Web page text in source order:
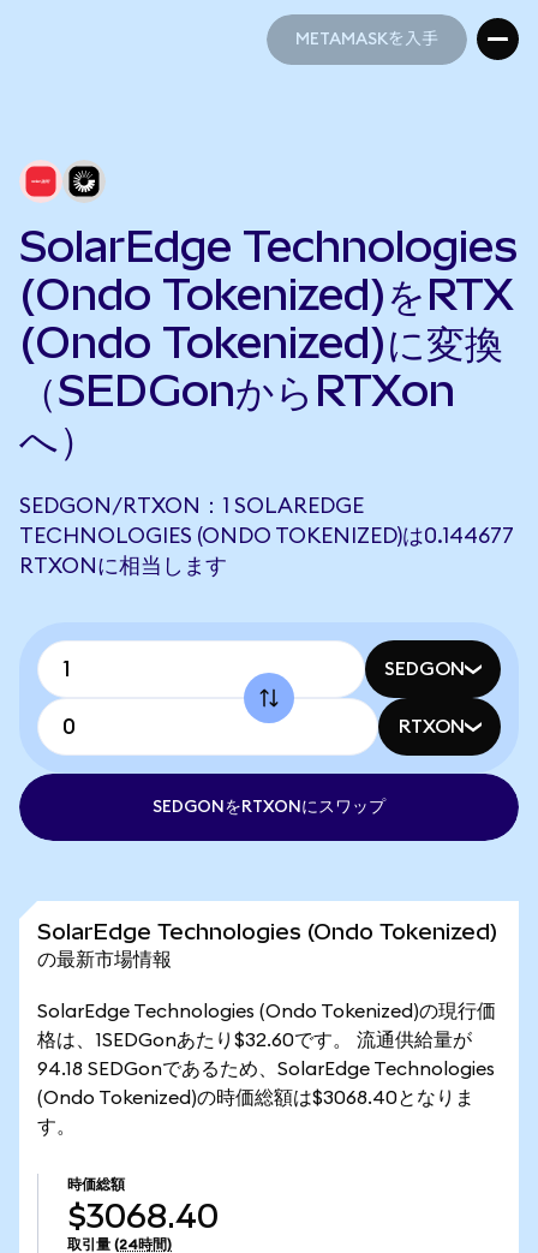
METAMASKを入手
SolarEdge Technologies
(Ondo Tokenized)をRTX
(Ondo Tokenized)に変換
（SEDGonからRTXon
へ）
SEDGON/RTXON：1 SOLAREDGE
TECHNOLOGIES (ONDO TOKENIZED)は0.144677
RTXONに相当します
SEDGON
RTXON
SEDGONをRTXONにスワップ
SolarEdge Technologies (Ondo Tokenized)
の最新市場情報
SolarEdge Technologies (Ondo Tokenized)の現行価
格は、1SEDGonあたり$32.60です。 流通供給量が
94.18 SEDGonであるため、SolarEdge Technologies
(Ondo Tokenized)の時価総額は$3068.40となりま
す。
時価総額
$3068.40
取引量 (24時間)